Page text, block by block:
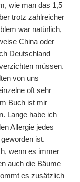
wie man das 1,5
trotz zahlreicher
war natürlich,
China oder
Deutschland
müssen.
von uns
oft sehr
Buch ist mir
Lange habe ich
Allergie jedes
ist.
wenn es immer
auch die Bäume
es zusätzlich